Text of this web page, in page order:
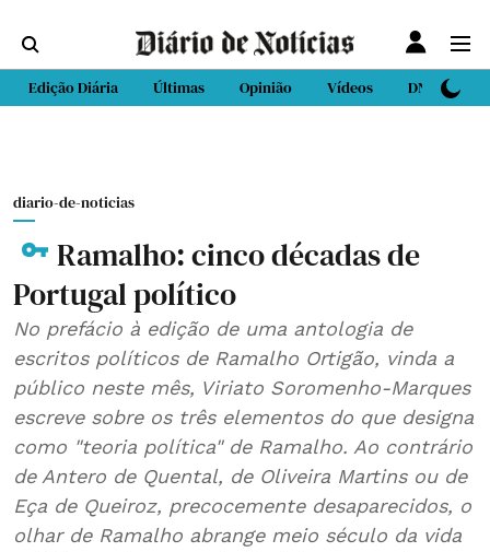
Edição Diária Últimas Opinião Vídeos DN Sport
diario-de-noticias
Ramalho: cinco décadas de
Portugal político
No prefácio à edição de uma antologia de
escritos políticos de Ramalho Ortigão, vinda a
público neste mês, Viriato Soromenho-Marques
escreve sobre os três elementos do que designa
como "teoria política" de Ramalho. Ao contrário
de Antero de Quental, de Oliveira Martins ou de
Eça de Queiroz, precocemente desaparecidos, o
olhar de Ramalho abrange meio século da vida